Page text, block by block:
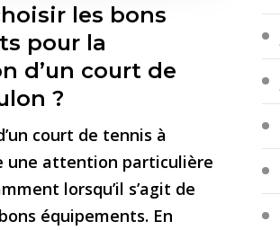
les bons
pour la
d’un court de
?
court de tennis à
une attention particulière
lorsqu’il s’agit de
équipements. En